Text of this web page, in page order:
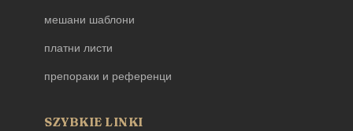
мешани шаблони
платни листи
препораки и референци
SZYBKIE LINKI